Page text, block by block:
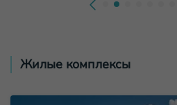
Жилые комплексы